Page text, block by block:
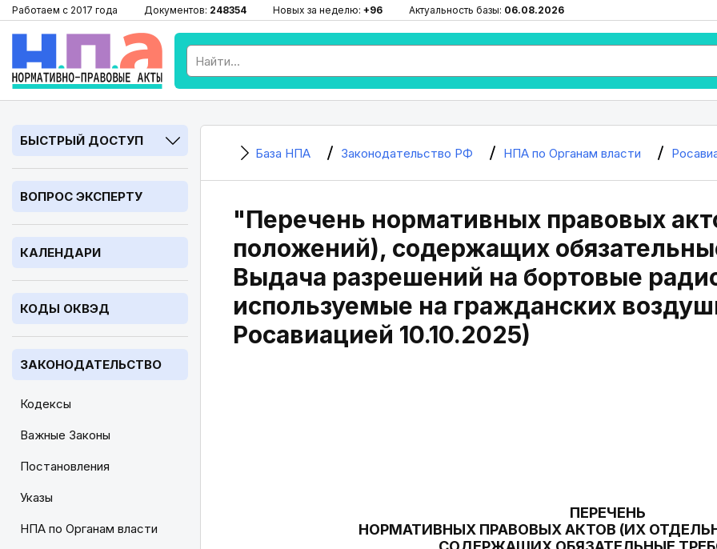
Работаем с 2017 года Документов: 248354 Новых за неделю: +96 Актуальность базы: 06.08.2026
БЫСТРЫЙ ДОСТУП
ВОПРОС ЭКСПЕРТУ
КАЛЕНДАРИ
КОДЫ ОКВЭД
ЗАКОНОДАТЕЛЬСТВО
Кодексы
Важные Законы
Постановления
Указы
НПА по Органам власти
База НПА Законодательство РФ НПА по Органам власти
"Перечень нормативных правовых
положений), содержащих
Выдача разрешений на бортовые
используемые на гражданских
Росавиацией 10.10.2025)
ПЕРЕЧЕНЬ
НОРМАТИВНЫХ ПРАВОВЫХ АКТОВ (ИХ